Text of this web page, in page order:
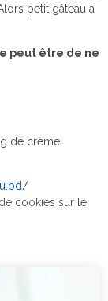
petit gâteau a
peut être de ne
de crème
cookies sur le